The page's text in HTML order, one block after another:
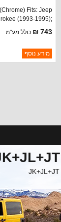
Fits: Jeep
(1993-1995);
743 ₪ כולל מע"מ
ברקוד: 55054890
יצרן:AUTOMOTIVE
מידע נוסף